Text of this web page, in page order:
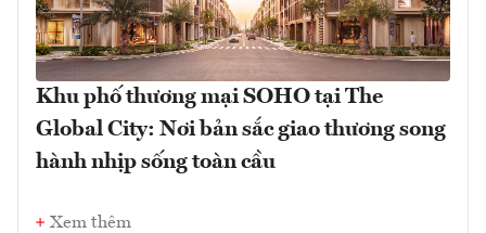
Khu phố thương mại SOHO tại The
Global City: Nơi bản sắc giao thương song
hành nhịp sống toàn cầu
Xem thêm